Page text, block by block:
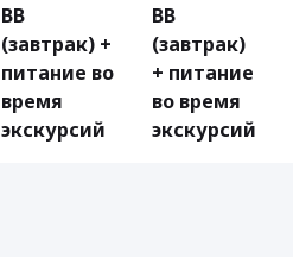
BB
(завтрак) +
питание во
время
экскурсий
BB
(завтрак)
+ питание
во время
экскурсий